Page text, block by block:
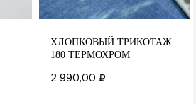
ХЛОПКОВЫЙ ТРИКОТАЖ
180 ТЕРМОХРОМ
2 990,00 ₽